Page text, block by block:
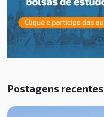
Postagens recentes